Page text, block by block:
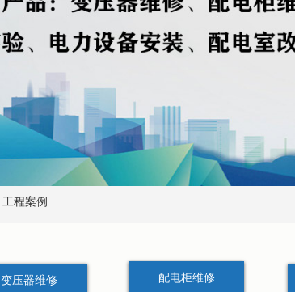
工程案例
变压器维修 配电柜维修